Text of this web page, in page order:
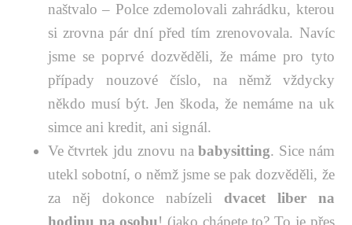
naštvalo – Polce zdemolovali zahrádku, kterou
si zrovna pár dní před tím zrenovovala. Navíc
jsme se poprvé dozvěděli, že máme pro tyto
případy nouzové číslo, na němž vždycky
někdo musí být. Jen škoda, že nemáme na uk
simce ani kredit, ani signál.
Ve čtvrtek jdu znovu nababysitting. Sice nám
utekl sobotní, o němž jsme se pak dozvěděli, že
za něj dokonce nabízeli dvacet liber na
hodinu na osobu! (jako chápete to? To je přes